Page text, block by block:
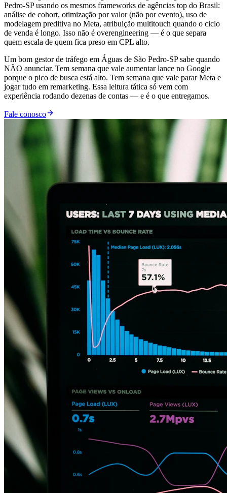
Pedro-SP usando os mesmos frameworks de agências top do Brasil:
análise de cohort, otimização por valor (não por evento), uso de
modelagem preditiva no Meta, atribuição multitouch quando o ciclo
de venda é longo. Isso não é overengineering — é o que separa
quem escala de quem fica preso em CPL alto.
Um bom gestor de tráfego em Águas de São Pedro-SP sabe quando
NÃO anunciar. Tem semana que vale aumentar lance no Google
porque o pico de busca está alto. Tem semana que vale parar Meta e
jogar tudo em remarketing. Essa leitura tática só vem com
experiência rodando dezenas de contas — e é o que entregamos.
Fale conosco